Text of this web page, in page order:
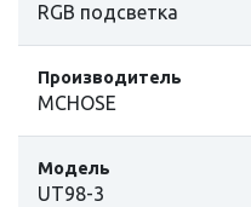
RGB подсветка
Производитель
MCHOSE
Модель
UT98-3